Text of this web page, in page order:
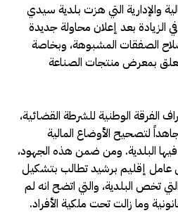
والإدارية التي هزت بلدية سيدي
الزيادة بعد إعلان محاولة جديدة
الصفقات المشبوهة، وبخاصة
بمعرض منتجات الصناعة
الفرقة الوطنية للشرطة القضائية،
لتصحيح الأوضاع المالية
فيها البلدية. ومن ضمن هذه الجهود،
عامل إقليم برشيد تطالب بتشكيل
تخص البلدية، والتي اتضح انه لم
وما زالت تحت ملكية الأفراد.